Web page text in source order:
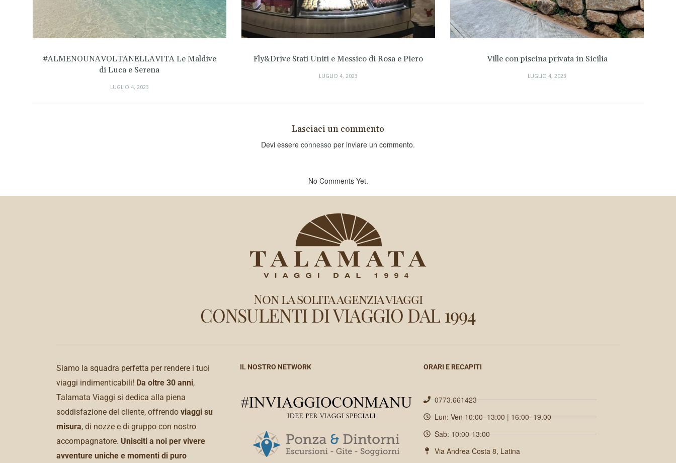
#ALMENOUNAVOLTANELLAVITA Le Maldive
di Luca e Serena
LUGLIO 4, 2023
Fly&Drive Stati Uniti e Messico di Rosa e Piero
LUGLIO 4, 2023
Ville con piscina privata in Sicilia
LUGLIO 4, 2023
Lasciaci un commento
Devi essere connesso per inviare un commento.
No Comments Yet.
Non la solita agenzia viaggi
CONSULENTI DI VIAGGIO DAL 1994
Siamo la squadra perfetta per rendere i tuoi
viaggi indimenticabili! Da oltre 30 anni,
Talamata Viaggi si dedica alla piena
soddisfazione del cliente, offrendo viaggi su
misura, di nozze e di gruppo con nostro
accompagnatore. Unisciti a noi per vivere
avventure uniche e momenti di puro
IL NOSTRO NETWORK ORARI E RECAPITI
0773.661423
Lun: Ven 10:00–13:00 | 16:00–19.00
Sab: 10:00-13:00
Via Andrea Costa 8, Latina